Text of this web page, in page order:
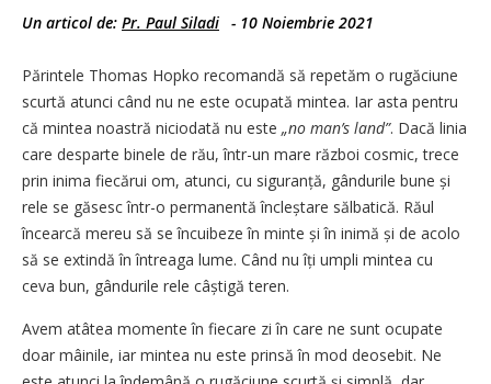
Un articol de: Pr. Paul Siladi - 10 Noiembrie 2021
Părintele Thomas Hopko recomandă să repetăm o rugăciune
scurtă a­tunci când nu ne este ocupată mintea. Iar asta pentru
că mintea noastră niciodată nu este „no man’s land”. Dacă linia
care desparte binele de rău, într-un mare război cosmic, trece
prin inima fiecărui om, atunci, cu siguranță, gândurile bune și
rele se găsesc într-o permanentă încleștare sălbatică. Răul
încearcă mereu să se încuibeze în minte și în inimă și de acolo
să se extindă în întreaga lume. Când nu îți umpli mintea cu
ceva bun, gândurile rele câștigă teren.
Avem atâtea momente în fiecare zi în care ne sunt ocupate
doar mâinile, iar mintea nu este prinsă în mod deosebit. Ne